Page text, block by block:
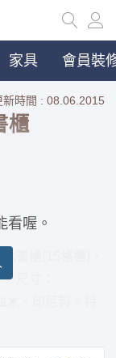
家具 會員裝
新時間 : 08.06.2015
櫃
書櫃(15格櫃)，
尺寸：
看喔。